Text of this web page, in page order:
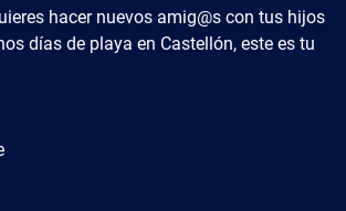
hacer nuevos amig@s con tus hijos
días de playa en Castellón, este es tu